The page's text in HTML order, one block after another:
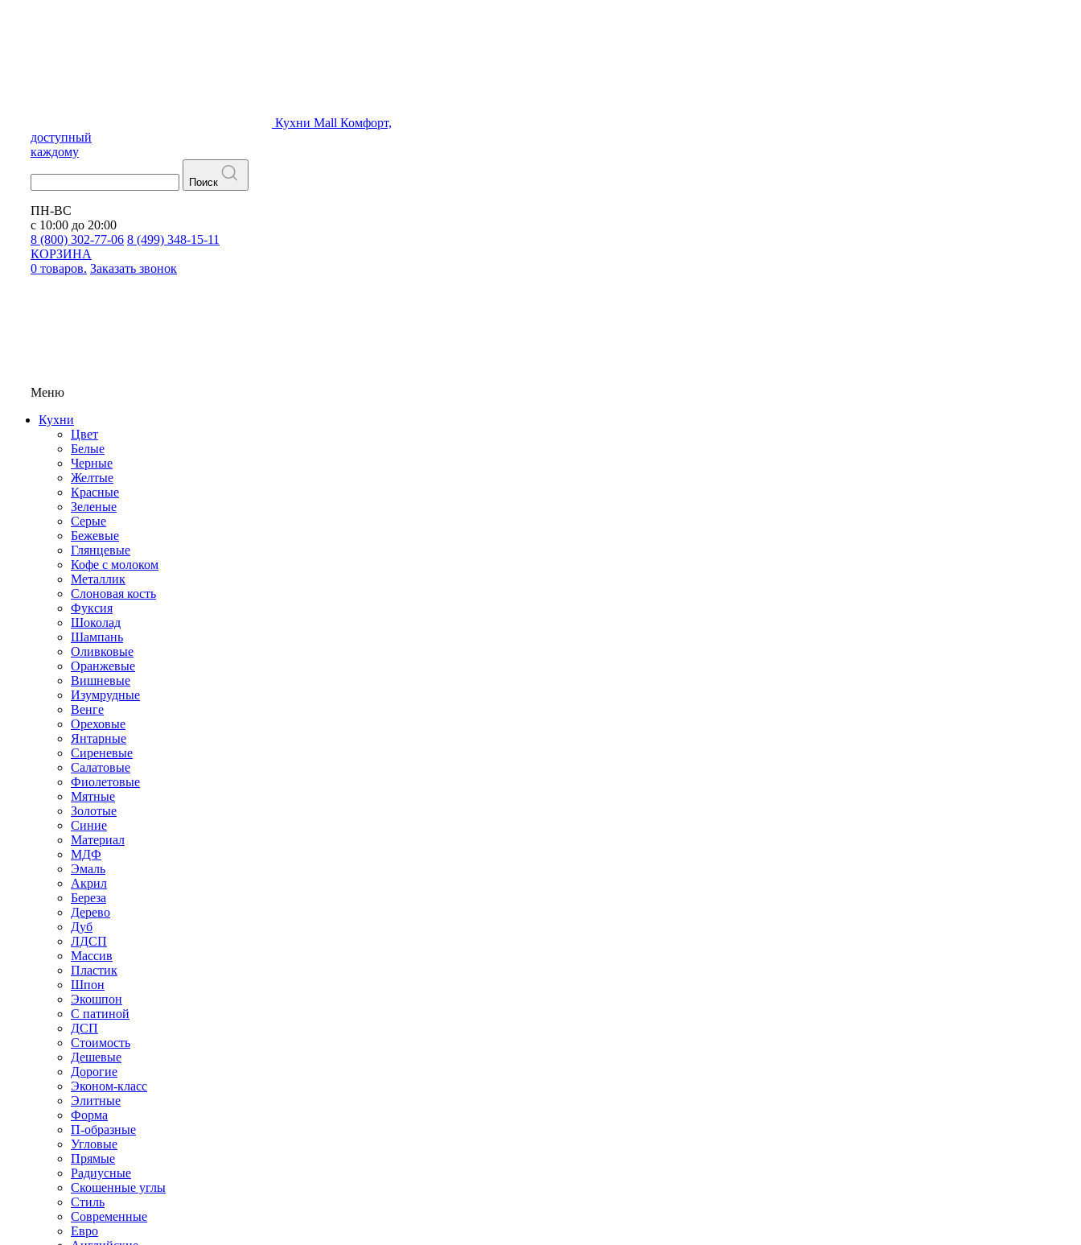
Кухни Mall Комфорт,
доступный
каждому
Поиск
ПН-ВС
с 10:00 до 20:00
8 (800) 302-77-06 8 (499) 348-15-11
КОРЗИНА
0 товаров. Заказать звонок
Меню
Кухни
Цвет
Белые
Черные
Желтые
Красные
Зеленые
Серые
Бежевые
Глянцевые
Кофе с молоком
Металлик
Слоновая кость
Фуксия
Шоколад
Шампань
Оливковые
Оранжевые
Вишневые
Изумрудные
Венге
Ореховые
Янтарные
Сиреневые
Салатовые
Фиолетовые
Мятные
Золотые
Синие
Материал
МДФ
Эмаль
Акрил
Береза
Дерево
Дуб
ЛДСП
Массив
Пластик
Шпон
Экошпон
С патиной
ДСП
Стоимость
Дешевые
Дорогие
Эконом-класс
Элитные
Форма
П-образные
Угловые
Прямые
Радиусные
Скошенные углы
Стиль
Современные
Евро